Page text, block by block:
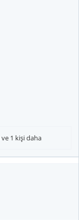
ve 1 kişi daha